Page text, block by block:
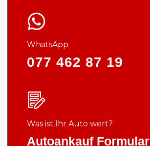
WhatsApp
077 462 87 19
Was ist Ihr Auto wert?
Autoankauf Formular